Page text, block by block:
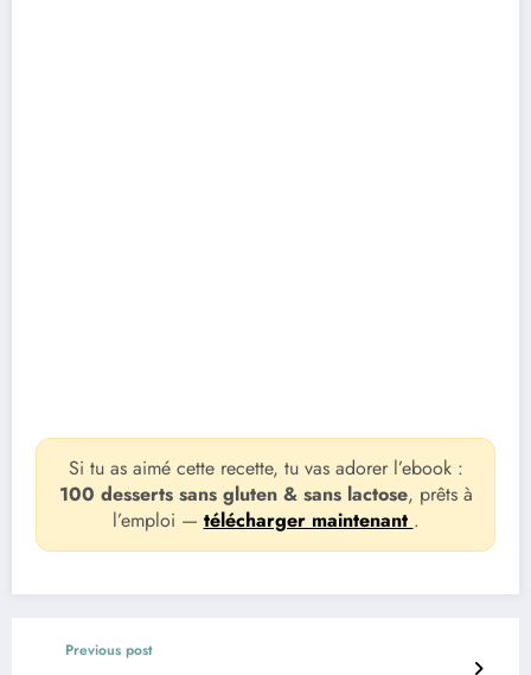
Si tu as aimé cette recette, tu vas adorer l’ebook :
100 desserts sans gluten & sans lactose, prêts à
l’emploi — télécharger maintenant .
Previous post